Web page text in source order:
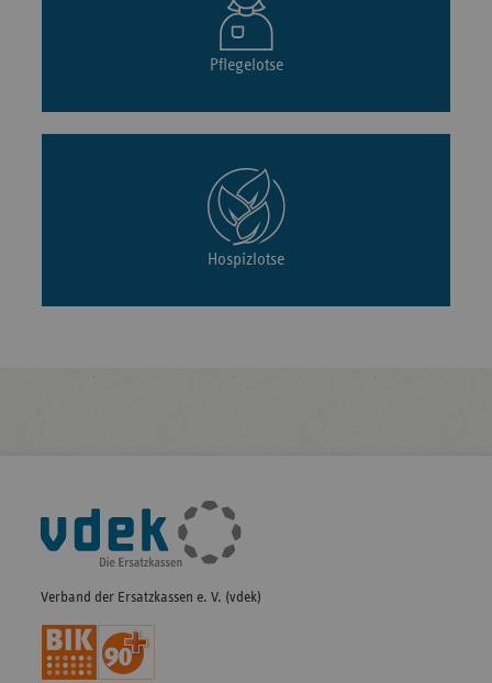
Pflegelotse
Hospizlotse
Fußleisten-
Navigation
Verband der Ersatzkassen e. V. (vdek)